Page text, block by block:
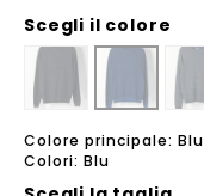
Scegli il colore
Colore principale: Blu
Colori: Blu